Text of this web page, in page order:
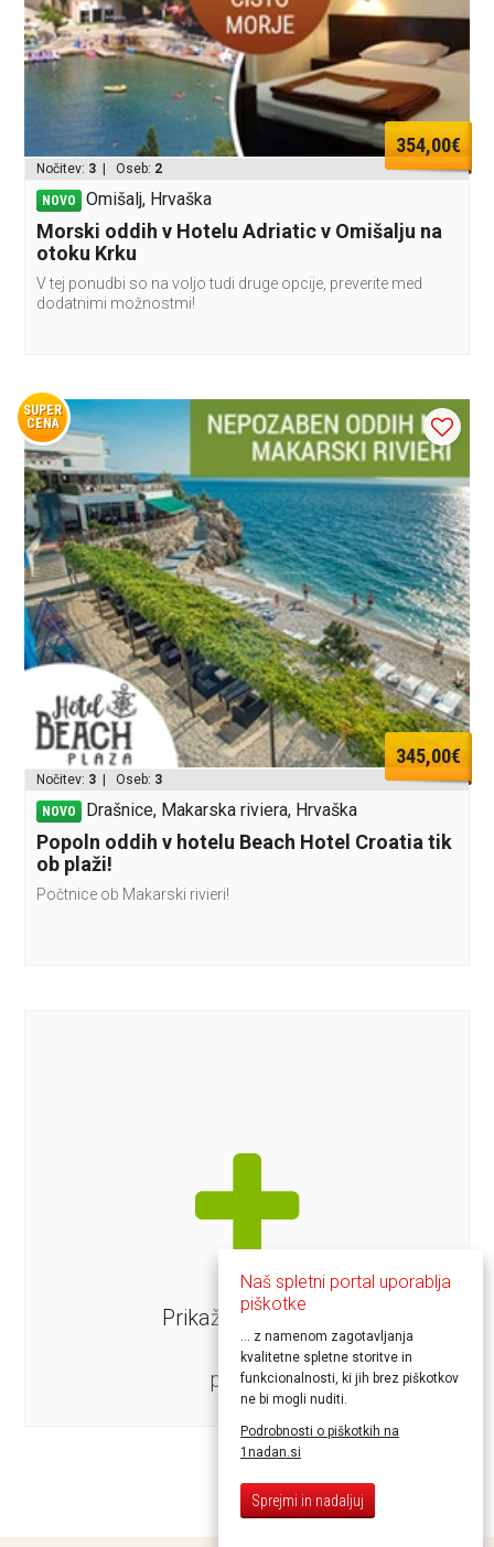
354,00€
Nočitev: 3 | Oseb: 2
NOVO Omišalj, Hrvaška
Morski oddih v Hotelu Adriatic v Omišalju na
otoku Krku
V tej ponudbi so na voljo tudi druge opcije, preverite med
dodatnimi možnostmi!
SUPER
CENA
345,00€
Nočitev: 3 | Oseb: 3
NOVO Drašnice, Makarska riviera, Hrvaška
Popoln oddih v hotelu Beach Hotel Croatia tik
ob plaži!
Počtnice ob Makarski rivieri!
/172
Prikaži naslednjih
30
ponudb
Naš spletni portal uporablja
piškotke
... z namenom zagotavljanja
kvalitetne spletne storitve in
funkcionalnosti, ki jih brez piškotkov
ne bi mogli nuditi.
Podrobnosti o piškotkih na
1nadan.si
Sprejmi in nadaljuj